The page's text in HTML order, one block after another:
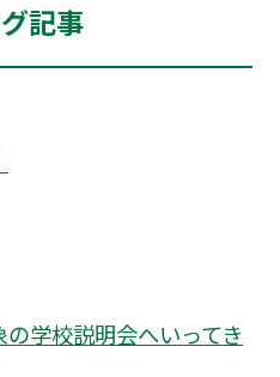
記事
学校説明会へいってき